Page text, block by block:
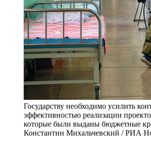
Государству необходимо усилить
эффективностью реализации
которые были выданы бюджетные
Константин Михальчевский / РИА